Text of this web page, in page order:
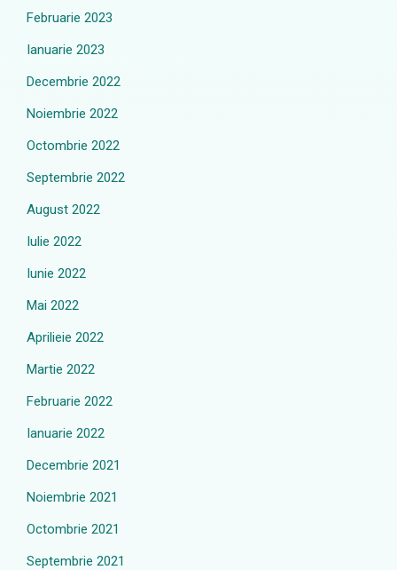
Februarie 2023
Ianuarie 2023
Decembrie 2022
Noiembrie 2022
Octombrie 2022
Septembrie 2022
August 2022
Iulie 2022
Iunie 2022
Mai 2022
Aprilieie 2022
Martie 2022
Februarie 2022
Ianuarie 2022
Decembrie 2021
Noiembrie 2021
Octombrie 2021
Septembrie 2021